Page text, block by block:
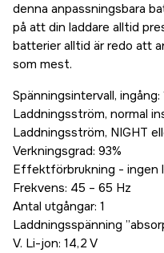
denna anpassningsbara
på att din laddare alltid
batterier alltid är redo att
som mest.
Spänningsintervall, ingång:
Laddningsström, normal
Laddningsström, NIGHT
Verkningsgrad: 93%
Effektförbrukning - ingen
Frekvens: 45 – 65 Hz
Antal utgångar: 1
Laddningsspänning
V. Li-jon: 14,2 V